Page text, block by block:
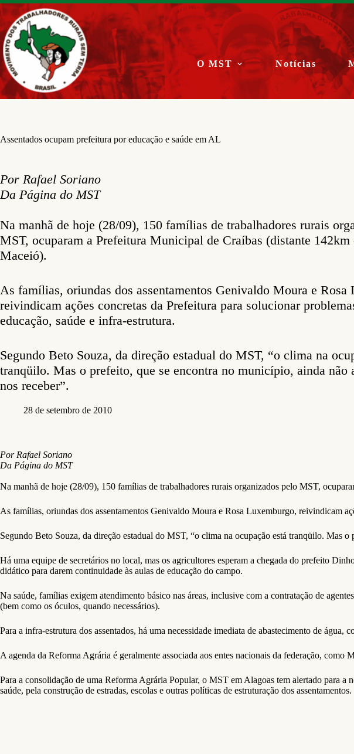
Pular
para
o
conteúdo
O MST Notícias
Assentados ocupam prefeitura por educação e saúde em AL
Por Rafael Soriano
Da Página do MST
Na manhã de hoje (28/09), 150 famílias de trabalhadores rurais
MST, ocuparam a Prefeitura Municipal de Craíbas (distante 142km
Maceió).
As famílias, oriundas dos assentamentos Genivaldo Moura e Rosa
reivindicam ações concretas da Prefeitura para solucionar
educação, saúde e infra-estrutura.
Segundo Beto Souza, da direção estadual do MST, “o clima na
tranqüilo. Mas o prefeito, que se encontra no município, ainda não
nos receber”.
28 de setembro de 2010
Por Rafael Soriano
Da Página do MST
Na manhã de hoje (28/09), 150 famílias de trabalhadores rurais organizados pelo MST,
As famílias, oriundas dos assentamentos Genivaldo Moura e Rosa Luxemburgo, reivindicam
Segundo Beto Souza, da direção estadual do MST, “o clima na ocupação está tranqüilo. Mas
Há uma equipe de secretários no local, mas os agricultores esperam a chegada do prefeito
didático para darem continuidade às aulas de educação do campo.
Na saúde, famílias exigem atendimento básico nas áreas, inclusive com a contratação de
(bem como os óculos, quando necessários).
Para a infra-estrutura dos assentados, há uma necessidade imediata de abastecimento de água,
A agenda da Reforma Agrária é geralmente associada aos entes nacionais da federação,
Para a consolidação de uma Reforma Agrária Popular, o MST em Alagoas tem alertado para
saúde, pela construção de estradas, escolas e outras políticas de estruturação dos assentamentos.